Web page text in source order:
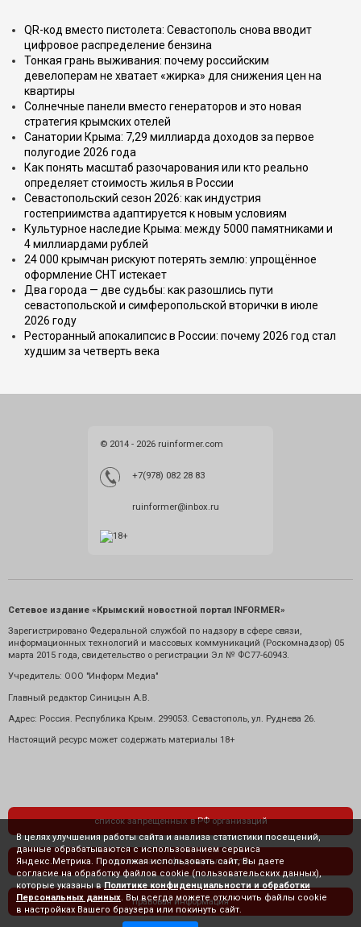
QR-код вместо пистолета: Севастополь снова вводит
цифровое распределение бензина
Тонкая грань выживания: почему российским
девелоперам не хватает «жирка» для снижения цен на
квартиры
Солнечные панели вместо генераторов и это новая
стратегия крымских отелей
Санатории Крыма: 7,29 миллиарда доходов за первое
полугодие 2026 года
Как понять масштаб разочарования или кто реально
определяет стоимость жилья в России
Севастопольский сезон 2026: как индустрия
гостеприимства адаптируется к новым условиям
Культурное наследие Крыма: между 5000 памятниками и
4 миллиардами рублей
24 000 крымчан рискуют потерять землю: упрощённое
оформление СНТ истекает
Два города — две судьбы: как разошлись пути
севастопольской и симферопольской вторички в июле
2026 году
Ресторанный апокалипсис в России: почему 2026 год стал
худшим за четверть века
© 2014 - 2026 ruinformer.com
+7(978) 082 28 83
ruinformer@inbox.ru
Сетевое издание «Крымский новостной портал INFORMER»
Зарегистрировано Федеральной службой по надзору в сфере связи,
информационных технологий и массовых коммуникаций (Роскомнадзор) 05
марта 2015 года, свидетельство о регистрации Эл № ФС77-60943.
Учредитель: ООО "Информ Медиа"
Главный редактор Синицын А.В.
Адрес: Россия. Республика Крым. 299053. Севастополь, ул. Руднева 26.
Настоящий ресурс может содержать материалы 18+
список запрещенных в РФ организаций
политика конфиденциальности
правовая информация
В целях улучшения работы сайта и анализа статистики посещений,
данные обрабатываются с использованием сервиса
Яндекс.Метрика. Продолжая использовать сайт, Вы даете
согласие на обработку файлов cookie (пользовательских данных),
которые указаны в Политике конфиденциальности и обработки
Персональных данных . Вы всегда можете отключить файлы cookie
в настройках Вашего браузера или покинуть сайт.